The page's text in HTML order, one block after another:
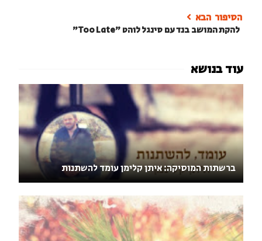
להקת המושב בנד עם סינגל לוהט "Too Late"
ברשתות המוסיקה: איתן קלימן עומד להשתנות